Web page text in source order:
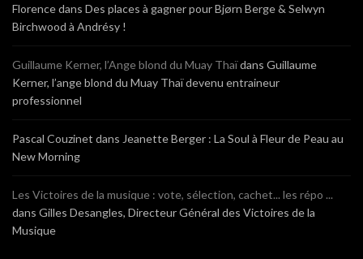
Florencedans Des places à gagner pour Bjørn Berge & Selwyn
Birchwood à Andrésy !
Guillaume Kerner, l’Ange blond du Muay Thaïdans Guillaume
Kerner, l’ange blond du Muay Thaï devenu entraineur
professionnel
Pascal Couzinet dans Jeanette Berger : La Soul à Fleur de Peau au
New Morning
Les Victoires de la musique : vote, sélection, cachet... les répo ...
dans Gilles Desangles, Directeur Général des Victoires de la
Musique